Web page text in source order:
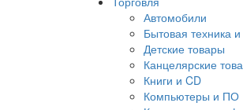
Автомобили
Бытовая техника
Детские товары
Канцелярские
Книги и CD
Компьютеры и ПО